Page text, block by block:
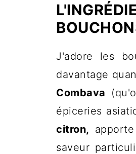
J'adore les
davantage
Combava
épiceries
citron,
saveur